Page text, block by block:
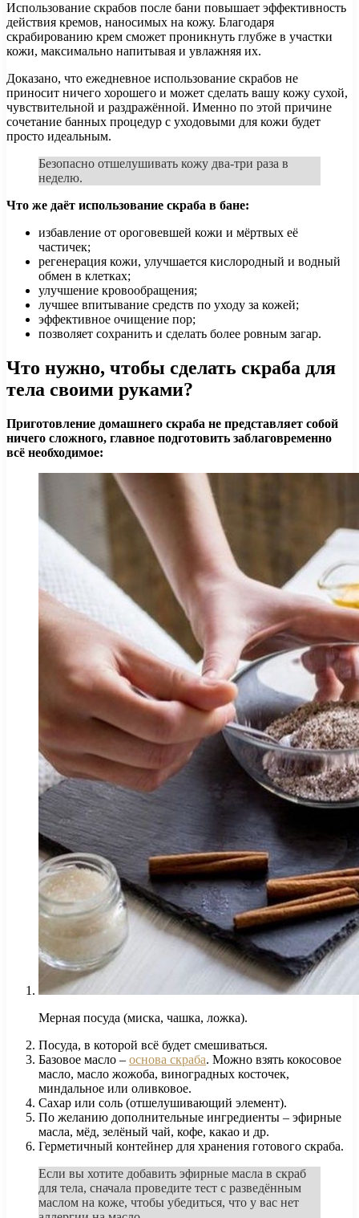
Использование скрабов после бани повышает эффективность
действия кремов, наносимых на кожу. Благодаря
скрабированию крем сможет проникнуть глубже в участки
кожи, максимально напитывая и увлажняя их.
Доказано, что ежедневное использование скрабов не
приносит ничего хорошего и может сделать вашу кожу сухой,
чувствительной и раздражённой. Именно по этой причине
сочетание банных процедур с уходовыми для кожи будет
просто идеальным.
Безопасно отшелушивать кожу два-три раза в
неделю.
Что же даёт использование скраба в бане:
избавление от ороговевшей кожи и мёртвых её
частичек;
регенерация кожи, улучшается кислородный и водный
обмен в клетках;
улучшение кровообращения;
лучшее впитывание средств по уходу за кожей;
эффективное очищение пор;
позволяет сохранить и сделать более ровным загар.
Что нужно, чтобы сделать скраба для
тела своими руками?
Приготовление домашнего скраба не представляет собой
ничего сложного, главное подготовить заблаговременно
всё необходимое:
Мерная посуда (миска, чашка, ложка).
Посуда, в которой всё будет смешиваться.
Базовое масло – основа скраба. Можно взять кокосовое
масло, масло жожоба, виноградных косточек,
миндальное или оливковое.
Сахар или соль (отшелушивающий элемент).
По желанию дополнительные ингредиенты – эфирные
масла, мёд, зелёный чай, кофе, какао и др.
Герметичный контейнер для хранения готового скраба.
Если вы хотите добавить эфирные масла в скраб
для тела, сначала проведите тест с разведённым
маслом на коже, чтобы убедиться, что у вас нет